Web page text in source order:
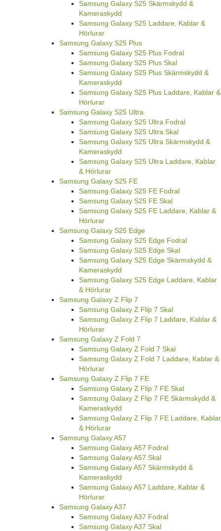
Samsung Galaxy S25 Skärmskydd &
Kameraskydd
Samsung Galaxy S25 Laddare, Kablar &
Hörlurar
Samsung Galaxy S25 Plus
Samsung Galaxy S25 Plus Fodral
Samsung Galaxy S25 Plus Skal
Samsung Galaxy S25 Plus Skärmskydd &
Kameraskydd
Samsung Galaxy S25 Plus Laddare, Kablar &
Hörlurar
Samsung Galaxy S25 Ultra
Samsung Galaxy S25 Ultra Fodral
Samsung Galaxy S25 Ultra Skal
Samsung Galaxy S25 Ultra Skärmskydd &
Kameraskydd
Samsung Galaxy S25 Ultra Laddare, Kablar
& Hörlurar
Samsung Galaxy S25 FE
Samsung Galaxy S25 FE Fodral
Samsung Galaxy S25 FE Skal
Samsung Galaxy S25 FE Laddare, Kablar &
Hörlurar
Samsung Galaxy S25 Edge
Samsung Galaxy S25 Edge Fodral
Samsung Galaxy S25 Edge Skal
Samsung Galaxy S25 Edge Skärmskydd &
Kameraskydd
Samsung Galaxy S25 Edge Laddare, Kablar
& Hörlurar
Samsung Galaxy Z Flip 7
Samsung Galaxy Z Flip 7 Skal
Samsung Galaxy Z Flip 7 Laddare, Kablar &
Hörlurar
Samsung Galaxy Z Fold 7
Samsung Galaxy Z Fold 7 Skal
Samsung Galaxy Z Fold 7 Laddare, Kablar &
Hörlurar
Samsung Galaxy Z Flip 7 FE
Samsung Galaxy Z Flip 7 FE Skal
Samsung Galaxy Z Flip 7 FE Skärmskydd &
Kameraskydd
Samsung Galaxy Z Flip 7 FE Laddare, Kablar
& Hörlurar
Samsung Galaxy A57
Samsung Galaxy A57 Fodral
Samsung Galaxy A57 Skal
Samsung Galaxy A57 Skärmskydd &
Kameraskydd
Samsung Galaxy A57 Laddare, Kablar &
Hörlurar
Samsung Galaxy A37
Samsung Galaxy A37 Fodral
Samsung Galaxy A37 Skal